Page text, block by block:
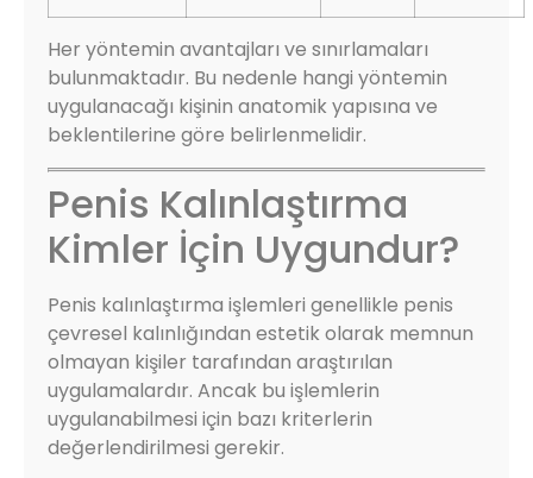
Her yöntemin avantajları ve sınırlamaları
bulunmaktadır. Bu nedenle hangi yöntemin
uygulanacağı kişinin anatomik yapısına ve
beklentilerine göre belirlenmelidir.
Penis Kalınlaştırma
Kimler İçin Uygundur?
Penis kalınlaştırma işlemleri genellikle penis
çevresel kalınlığından estetik olarak memnun
olmayan kişiler tarafından araştırılan
uygulamalardır. Ancak bu işlemlerin
uygulanabilmesi için bazı kriterlerin
değerlendirilmesi gerekir.